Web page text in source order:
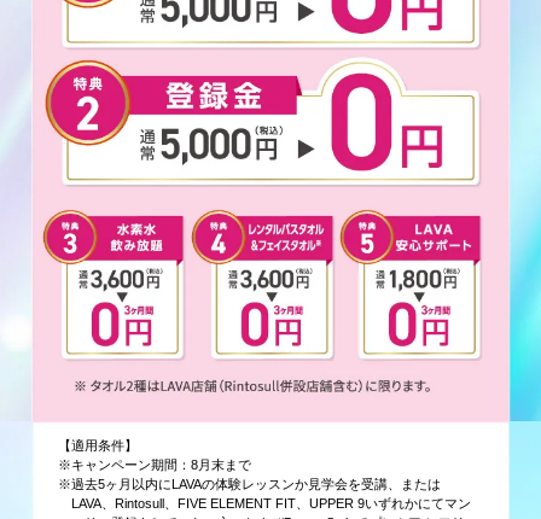
【適用条件】
※キャンペーン期間：8月末まで
※過去5ヶ月以内にLAVAの体験レッスンか見学会を受講、または
LAVA、Rintosull、FIVE ELEMENT FIT、UPPER 9いずれかにてマン